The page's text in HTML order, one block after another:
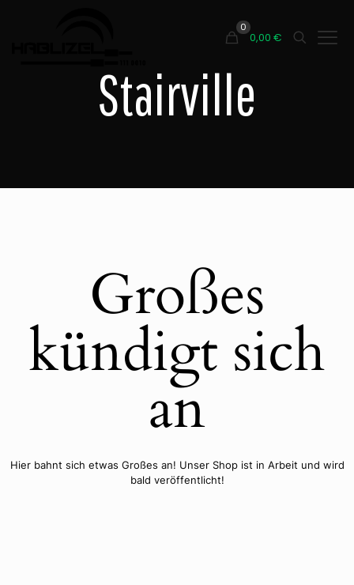
0
0,00 €
Stairville
Großes
kündigt sich
an
Hier bahnt sich etwas Großes an! Unser Shop ist in Arbeit und wird
bald veröffentlicht!